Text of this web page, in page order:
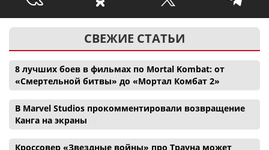
СВЕЖИЕ СТАТЬИ
8 лучших боев в фильмах по Mortal Kombat: от
«Смертельной битвы» до «Мортал Комбат 2»
В Marvel Studios прокомментировали возвращение
Канга на экраны
Кроссовер «Звездные войны» про Трауна может